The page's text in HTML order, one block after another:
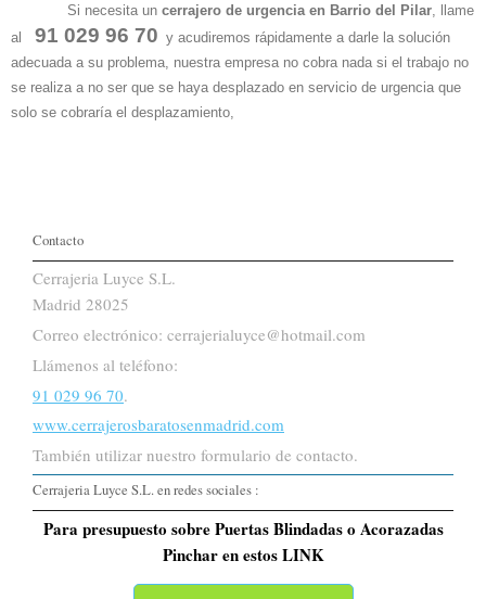
Si necesita un cerrajero de urgencia en Barrio del Pilar , llame
al 91 029 96 70 y acudiremos rápidamente a darle la solución
adecuada a su problema, nuestra empresa no cobra nada si el trabajo no
se realiza a no ser que se haya desplazado en servicio de urgencia que
solo se cobraría el desplazamiento,
Contacto
Cerrajeria Luyce S.L.
Madrid 28025
Correo electrónico: cerrajerialuyce@hotmail.com
Llámenos al teléfono:
91 029 96 70.
www.cerrajerosbaratosenmadrid.com
También utilizar nuestro formulario de contacto.
Cerrajeria Luyce S.L. en redes sociales :
Para presupuesto sobre Puertas Blindadas o Acorazadas
Pinchar en estos LINK